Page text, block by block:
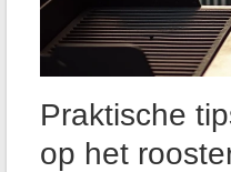
Praktische
op het